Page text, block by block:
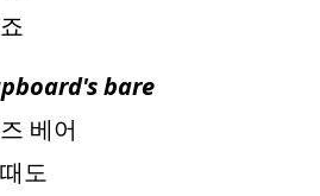
bare
베어
도